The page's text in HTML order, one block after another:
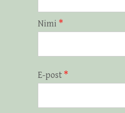
Nimi *
E-post *